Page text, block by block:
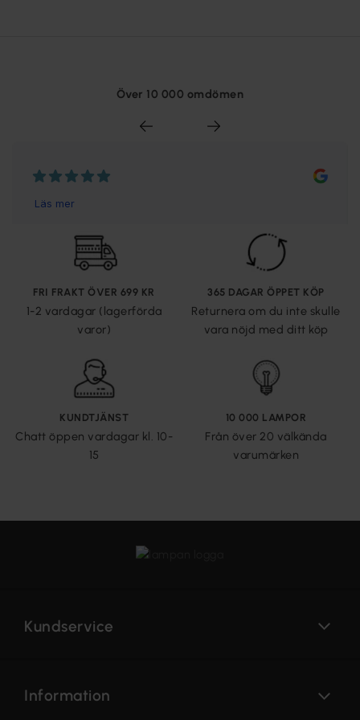
Över 10 000 omdömen
FRI FRAKT ÖVER 699 KR
1-2 vardagar (lagerförda
varor)
365 DAGAR ÖPPET KÖP
Returnera om du inte skulle
vara nöjd med ditt köp
KUNDTJÄNST
Chatt öppen vardagar kl. 10-
15
10 000 LAMPOR
Från över 20 välkända
varumärken
Kundservice
Information